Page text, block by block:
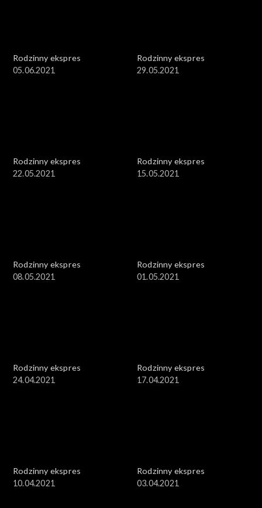
Rodzinny ekspres
05.06.2021
Rodzinny ekspres
29.05.2021
Rodzinny ekspres
22.05.2021
Rodzinny ekspres
15.05.2021
Rodzinny ekspres
08.05.2021
Rodzinny ekspres
01.05.2021
Rodzinny ekspres
24.04.2021
Rodzinny ekspres
17.04.2021
Rodzinny ekspres
10.04.2021
Rodzinny ekspres
03.04.2021